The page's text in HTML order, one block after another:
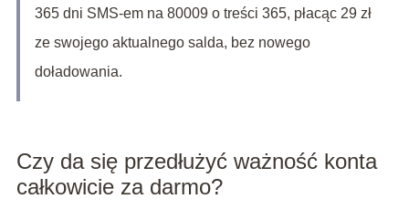
365 dni SMS-em na 80009 o treści 365, płacąc 29 zł
ze swojego aktualnego salda, bez nowego
doładowania.
Czy da się przedłużyć ważność konta
całkowicie za darmo?